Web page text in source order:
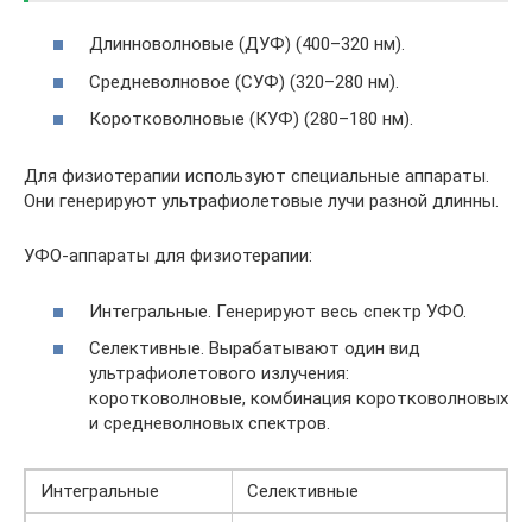
Длинноволновые (ДУФ) (400–320 нм).
Средневолновое (СУФ) (320–280 нм).
Коротковолновые (КУФ) (280–180 нм).
Для физиотерапии используют специальные аппараты.
Они генерируют ультрафиолетовые лучи разной длинны.
УФО-аппараты для физиотерапии:
Интегральные. Генерируют весь спектр УФО.
Селективные. Вырабатывают один вид
ультрафиолетового излучения:
коротковолновые, комбинация коротковолновых
и средневолновых спектров.
Интегральные Селективные